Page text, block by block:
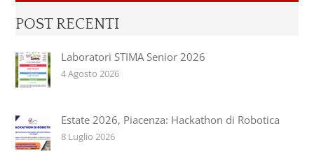
POST RECENTI
Laboratori STIMA Senior 2026
4 Agosto 2026
Estate 2026, Piacenza: Hackathon di Robotica
8 Luglio 2026